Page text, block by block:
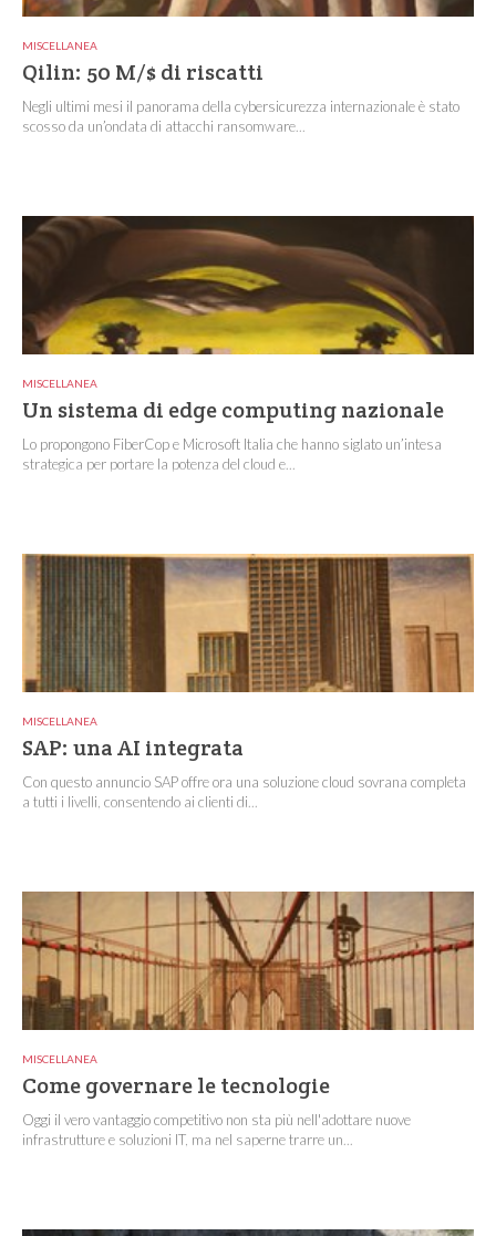
MISCELLANEA
Qilin: 50 M/$ di riscatti
Negli ultimi mesi il panorama della cybersicurezza internazionale è stato
scosso da un’ondata di attacchi ransomware...
MISCELLANEA
Un sistema di edge computing nazionale
Lo propongono FiberCop e Microsoft Italia che hanno siglato un’intesa
strategica per portare la potenza del cloud e...
MISCELLANEA
SAP: una AI integrata
Con questo annuncio SAP offre ora una soluzione cloud sovrana completa
a tutti i livelli, consentendo ai clienti di...
MISCELLANEA
Come governare le tecnologie
Oggi il vero vantaggio competitivo non sta più nell'adottare nuove
infrastrutture e soluzioni IT, ma nel saperne trarre un...